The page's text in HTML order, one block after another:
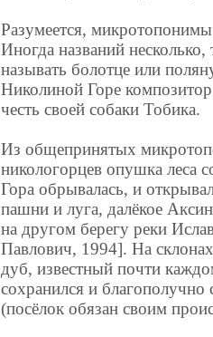
Разумеется,
Иногда названий
называть болотце или
Николиной Горе
честь своей собаки Тобика.
Из общепринятых
никологорцев опушка леса
Гора обрывалась, и
пашни и луга, далёкое
на другом берегу реки
Павлович, 1994]. На
дуб, известный почти
сохранился и благополучно
(посёлок обязан своим